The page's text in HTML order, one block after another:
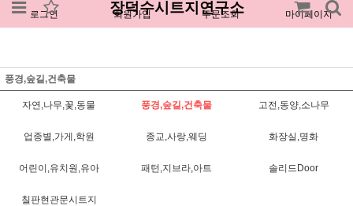
로그인 회원가입 주문조회 마이페이지
장덕수시트지연구소
풍경,숲길,건축물
자연,나무,꽃,동물 풍경,숲길,건축물 고전,동양,소나무
업종별,가게,학원 종교,사랑,웨딩 화장실,명화
어린이,유치원,유아 패턴,지브라,아트 솔리드Door
칠판현관문시트지